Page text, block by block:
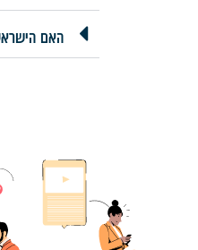
האם הישראלים